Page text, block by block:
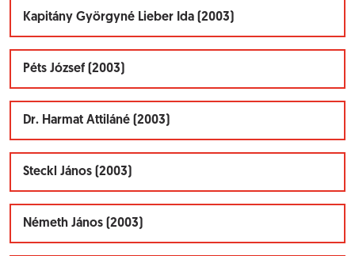
Kapitány Györgyné Lieber Ida (2003)
Péts József (2003)
Dr. Harmat Attiláné (2003)
Steckl János (2003)
Németh János (2003)